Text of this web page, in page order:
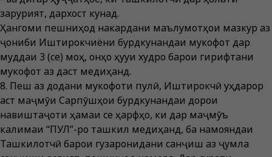
зарурият, дархост кунад.
Ҳангоми пешниҳод накардани маълумотҳои мазкур аз
ҷониби Иштирокчиёни бурдкунандаи мукофот дар
муддаи 3 (се) моҳ, онҳо ҳуқуқи худро барои гирифтани
мукофот аз даст медиҳанд.
8. Пеш аз додани мукофоти пулӣ, Иштирокчӣ уҳдарор
аст маҷмӯи Сарпӯшҳои бурдкунандаи дорои
навиштаҷоти ҳамаи се ҳарфҳо, ки дар маҷмӯъ
калимаи “ПУЛ”-ро ташкил медиҳанд, ба намояндаи
Ташкилотчӣ барои гузаронидани санҷиш аз ҷумла